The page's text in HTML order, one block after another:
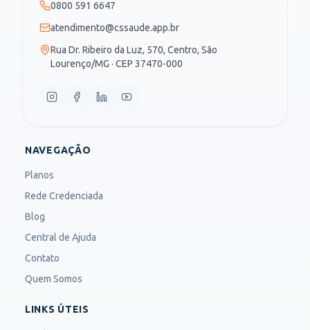
0800 591 6647
atendimento@cssaude.app.br
Rua Dr. Ribeiro da Luz, 570, Centro, São
Lourenço/MG · CEP 37470-000
NAVEGAÇÃO
Planos
Rede Credenciada
Blog
Central de Ajuda
Contato
Quem Somos
LINKS ÚTEIS